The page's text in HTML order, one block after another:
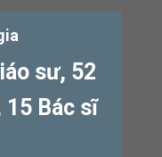
sư, 52
Bác sĩ